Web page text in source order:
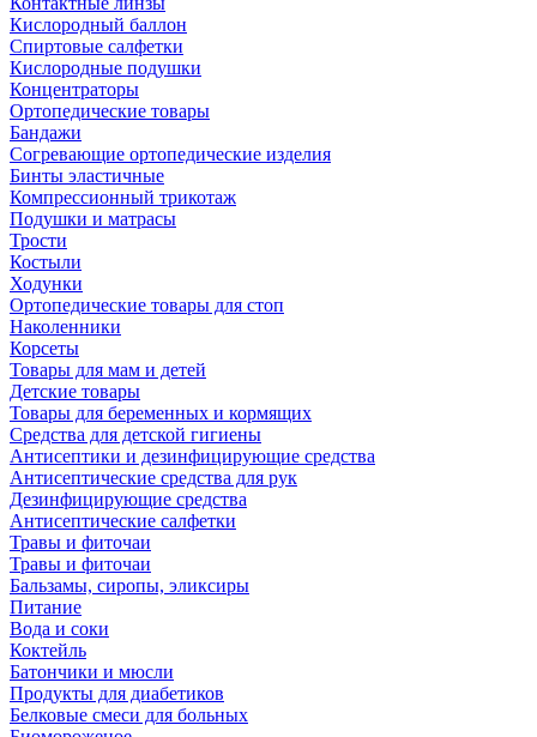
Кислородный баллон
Спиртовые салфетки
Кислородные подушки
Концентраторы
Ортопедические товары
Бандажи
Согревающие ортопедические изделия
Бинты эластичные
Компрессионный трикотаж
Подушки и матрасы
Трости
Костыли
Ходунки
Ортопедические товары для стоп
Наколенники
Корсеты
Товары для мам и детей
Детские товары
Товары для беременных и кормящих
Средства для детской гигиены
Антисептики и дезинфицирующие средства
Антисептические средства для рук
Дезинфицирующие средства
Антисептические салфетки
Травы и фиточаи
Травы и фиточаи
Бальзамы, сиропы, эликсиры
Питание
Вода и соки
Коктейль
Батончики и мюсли
Продукты для диабетиков
Белковые смеси для больных